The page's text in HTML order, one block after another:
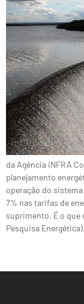
da Agência iNFRA
planejamento
operação do
7% nas tarifas de
suprimento. É o que
Pesquisa